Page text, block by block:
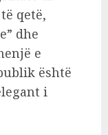
qetë,
dhe
e
është
i